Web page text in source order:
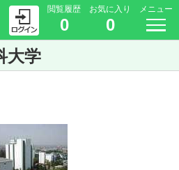
閲覧履歴
0
お気に入り
0
メニュー
大学